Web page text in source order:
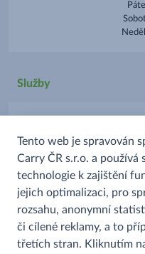
Služby
Tento web je spravován
Carry ČR s.r.o. a
technologie k zajištění
jejich optimalizaci, pro
rozsahu, anonymní
či cílené reklamy, a to
třetích stran. Kliknutím